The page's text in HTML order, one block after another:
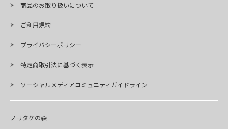
商品のお取り扱いについて
ご利用規約
プライバシーポリシー
特定商取引法に基づく表示
ソーシャルメディアコミュニティガイドライン
ノリタケの森